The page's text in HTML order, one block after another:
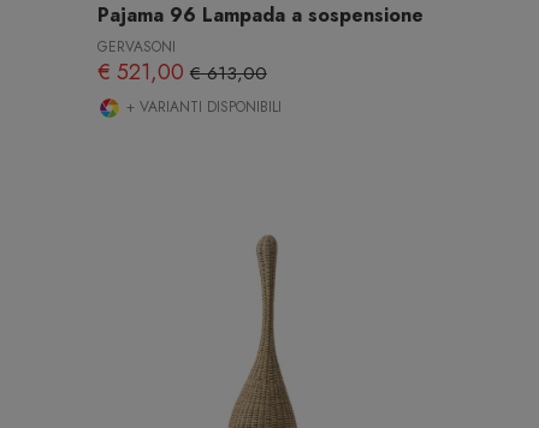
Pajama 96 Lampada a sospensione
GERVASONI
€ 521,00€ 613,00
+ VARIANTI DISPONIBILI